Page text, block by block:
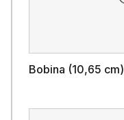
Bobina (10,65 cm)